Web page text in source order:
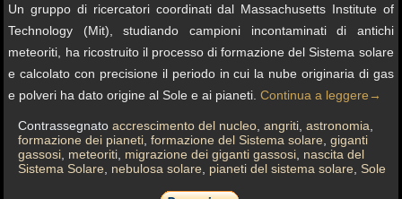
Un gruppo di ricercatori coordinati dal Massachusetts Institute of
Technology (Mit), studiando campioni incontaminati di antichi
meteoriti, ha ricostruito il processo di formazione del Sistema solare
e calcolato con precisione il periodo in cui la nube originaria di gas
e polveri ha dato origine al Sole e ai pianeti.Continua a leggere →
Contrassegnato accrescimento del nucleo ,angriti ,astronomia
formazione dei pianeti ,formazione del Sistema solare ,giganti
gassosi meteoriti migrazione dei giganti gassosi nascita del
Sistema Solare
nebulosa solare pianeti del sistema solare Sole